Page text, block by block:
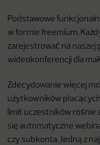
Podstawowe
w formie freemium.
zarejestrować na naszej
wideokonferencji dla
Zdecydowanie więcej
użytkowników
limit uczestników rośnie
się automatyczne
czy subkonta. Jedną z